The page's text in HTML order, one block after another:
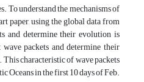
To understand the mechanisms of
paper, using the global data from
and determine their evolution is
packets and determine their
characteristic of wave packets
Oceans in the first 10 days of Feb.